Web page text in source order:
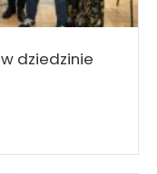
dziedzinie